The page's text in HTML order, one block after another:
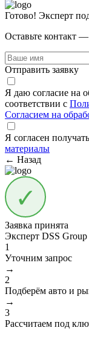
Готово! Эксперт
Оставьте контакт
Отправить заявку
Я даю согласие на
соответствии с
Согласием на
Я согласен получать
материалы
← Назад
Заявка принята
Эксперт DSS Group
1
Уточним запрос
→
2
Подберём авто и
→
3
Рассчитаем под